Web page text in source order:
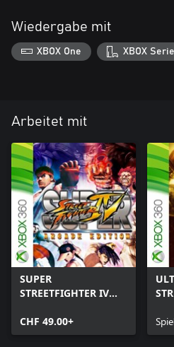
Wiedergabe mit
XBOX One XBOX
Arbeitet mit
SUPER
STREETFIGHTER IV
CHF 49.00+